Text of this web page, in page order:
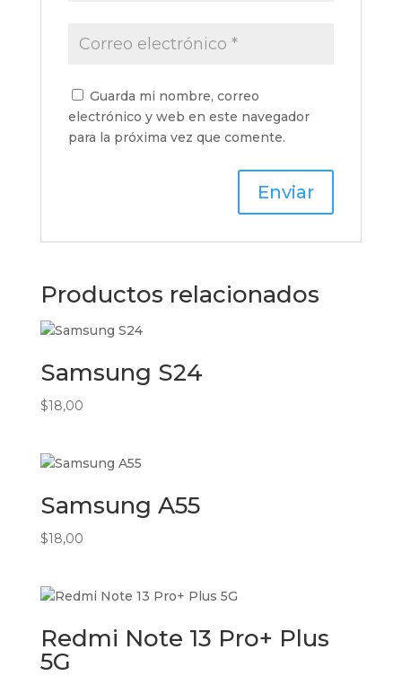
Guarda mi nombre, correo
electrónico y web en este navegador
para la próxima vez que comente.
Productos relacionados
Samsung S24
$18,00
Samsung A55
$18,00
Redmi Note 13 Pro+ Plus
5G